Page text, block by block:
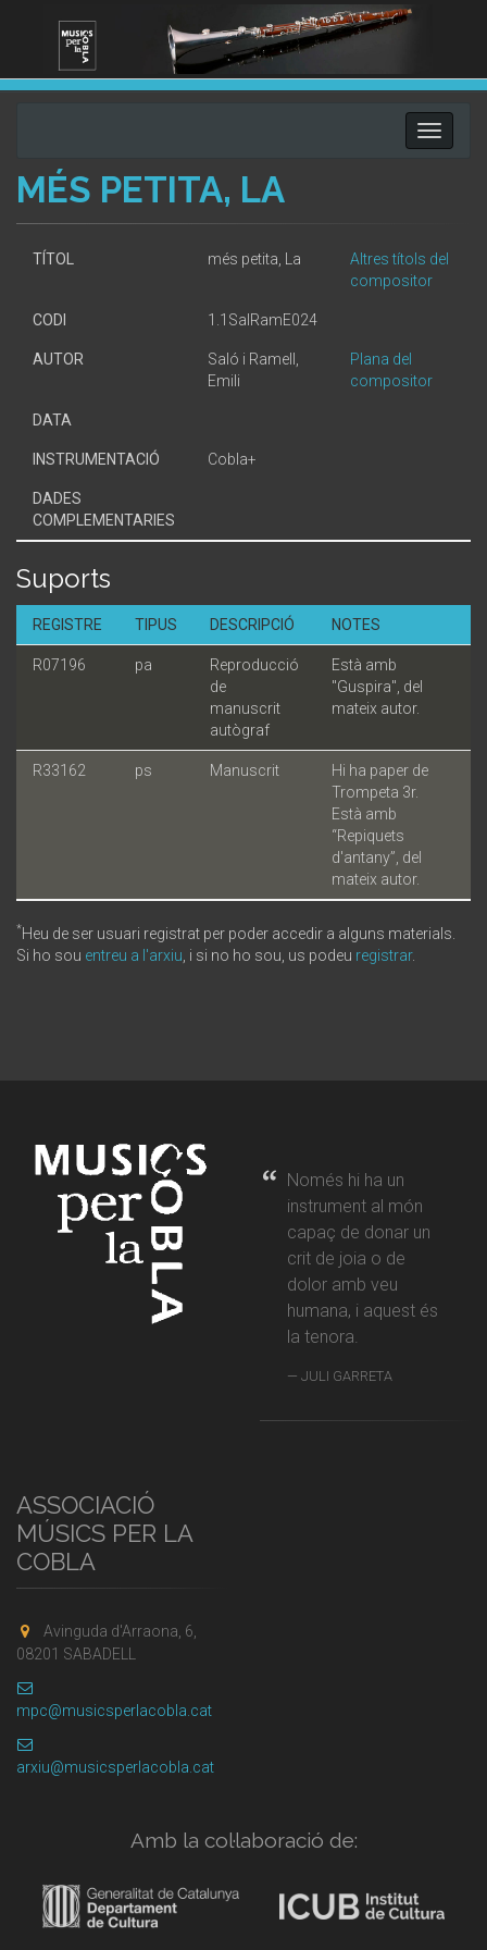
Toggle
MÉS PETITA, LA
TÍTOL més petita, La
Altres títols del
compositor
CODI 1.1SalRamE024
AUTOR
Saló i Ramell,
Emili
Plana del
compositor
DATA
INSTRUMENTACIÓ Cobla+
DADES
COMPLEMENTARIES
Suports
REGISTRE TIPUS DESCRIPCIÓ NOTES
R07196 pa
Reproducció
de
manuscrit
autògraf
Està amb
"Guspira", del
mateix autor.
R33162 ps Manuscrit
Hi ha paper de
Trompeta 3r.
Està amb
“Repiquets
d'antany”, del
mateix autor.
*Heu de ser usuari registrat per poder accedir a alguns materials.
Si ho sou entreu a l'arxiu , i si no ho sou, us podeu registrar.
Només hi ha un
instrument al món
capaç de donar un
crit de joia o de
dolor amb veu
humana, i aquest és
la tenora.
JULI GARRETA
ASSOCIACIÓ
MÚSICS PER LA
COBLA
Avinguda d'Arraona, 6,
08201 SABADELL
mpc@musicsperlacobla.cat
arxiu@musicsperlacobla.cat
Amb la col·laboració de: